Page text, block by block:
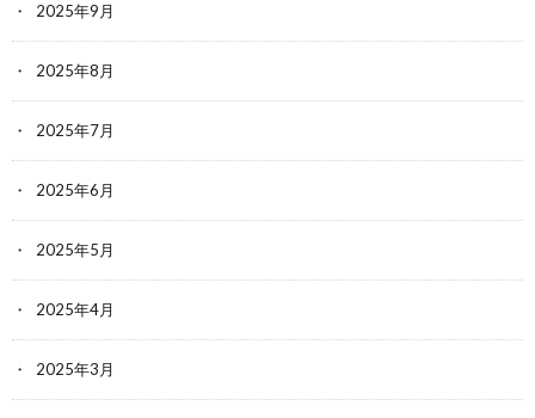
2025年9月
2025年8月
2025年7月
2025年6月
2025年5月
2025年4月
2025年3月